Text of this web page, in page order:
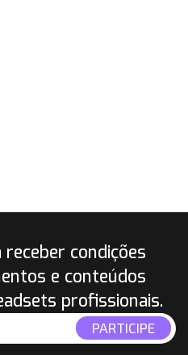
condições
e conteúdos
profissionais.